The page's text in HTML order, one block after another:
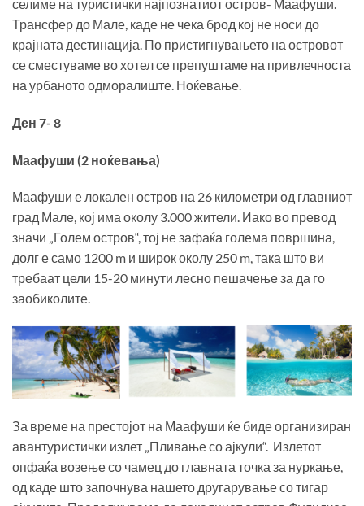
селиме на туристички најпознатиот остров- Маафуши.
Трансфер до Мале, каде не чека брод кој не носи до
крајната дестинација. По пристигнувањето на островот
се сместуваме во хотел се препуштаме на привлечноста
на урбаното одморалиште. Ноќевање.
Ден 7- 8
Маафуши (2 ноќевања)
Маафуши е локален остров на 26 километри од главниот
град Мале, кој има околу 3.000 жители. Иако во превод
значи „Голем остров“, тој не зафаќа голема површина,
долг е само 1200 m и широк околу 250 m, така што ви
требаат цели 15-20 минути лесно пешачење за да го
заобиколите.
За време на престојот на Маафуши ќе биде организиран
авантуристички излет „Пливање со ајкули“. Излетот
опфаќа возење со чамец до главната точка за нуркање,
од каде што започнува нашето другарување со тигар